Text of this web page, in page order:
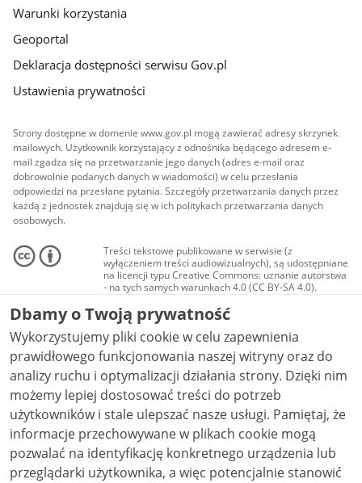
Warunki korzystania
Geoportal
Deklaracja dostępności serwisu Gov.pl
Ustawienia prywatności
Strony dostępne w domenie www.gov.pl mogą zawierać adresy skrzynek
mailowych. Użytkownik korzystający z odnośnika będącego adresem e-
mail zgadza się na przetwarzanie jego danych (adres e-mail oraz
dobrowolnie podanych danych w wiadomości) w celu przesłania
odpowiedzi na przesłane pytania. Szczegóły przetwarzania danych przez
każdą z jednostek znajdują się w ich politykach przetwarzania danych
osobowych.
Treści tekstowe publikowane w serwisie (z
wyłączeniem treści audiowizualnych), są udostępniane
na licencji typu Creative Commons: uznanie autorstwa
- na tych samych warunkach 4.0 (CC BY-SA 4.0).
Materiały audiowizualne, w tym zdjęcia, materiały
audio i wideo, są udostępniane na licencji typu
Creative Commons: uznanie autorstwa użycie
niekomercyjne - bez utworów zależnych 4.0 (CC BY-
NC-ND 4.0), o ile nie jest to stwierdzone inaczej.
Dbamy o Twoją prywatność
Wykorzystujemy pliki cookie w celu zapewnienia
prawidłowego funkcjonowania naszej witryny oraz do
analizy ruchu i optymalizacji działania strony. Dzięki nim
możemy lepiej dostosować treści do potrzeb
użytkowników i stale ulepszać nasze usługi. Pamiętaj, że
informacje przechowywane w plikach cookie mogą
pozwalać na identyfikację konkretnego urządzenia lub
przeglądarki użytkownika, a więc potencjalnie stanowić